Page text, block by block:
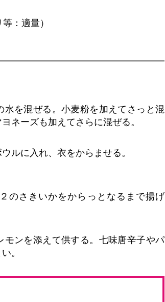
：適量）
を混ぜる。小麦粉を加えてさっと混
ネーズも加えてさらに混ぜる。
ルに入れ、衣をからませる。
のさきいかをからっとなるまで揚げ
ンを添えて供する。七味唐辛子やパ
。